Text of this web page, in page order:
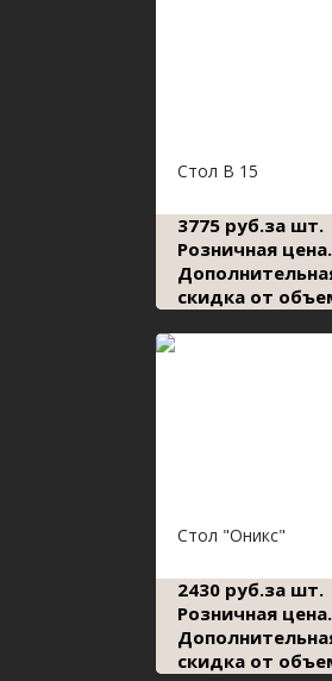
Стол В 15
3775 руб.за шт.
Розничная цена.
скидка от
Стол "Оникс"
2430 руб.за шт.
Розничная цена.
скидка от